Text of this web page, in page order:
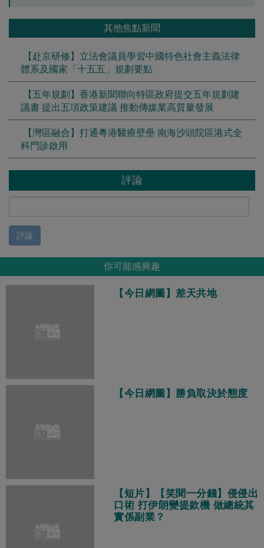
其他焦點新聞
【赴京研修】立法會議員學習中國特色社會主義法律
體系及國家「十五五」規劃要點
【五年規劃】香港新聞聯向特區政府提交五年規劃建
議書 提出五項政策建議 推動傳媒業高質量發展
【灣區融合】打通粵港醫療壁壘 南海沙頭院區港式全
科門診啟用
評論
評論
你可能感興趣
【今日網圖】差天共地
【今日網圖】勝負取決於態度
【短片】【笑聞一分錢】侵侵出
口術 打伊朗變提款機 做總統其
實係副業？